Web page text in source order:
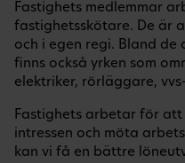
Fastighets medlemmar
fastighetsskötare. De är
och i egen regi. Bland de
finns också yrken som
elektriker, rörläggare,
Fastighets arbetar för
intressen och möta
kan vi få en bättre